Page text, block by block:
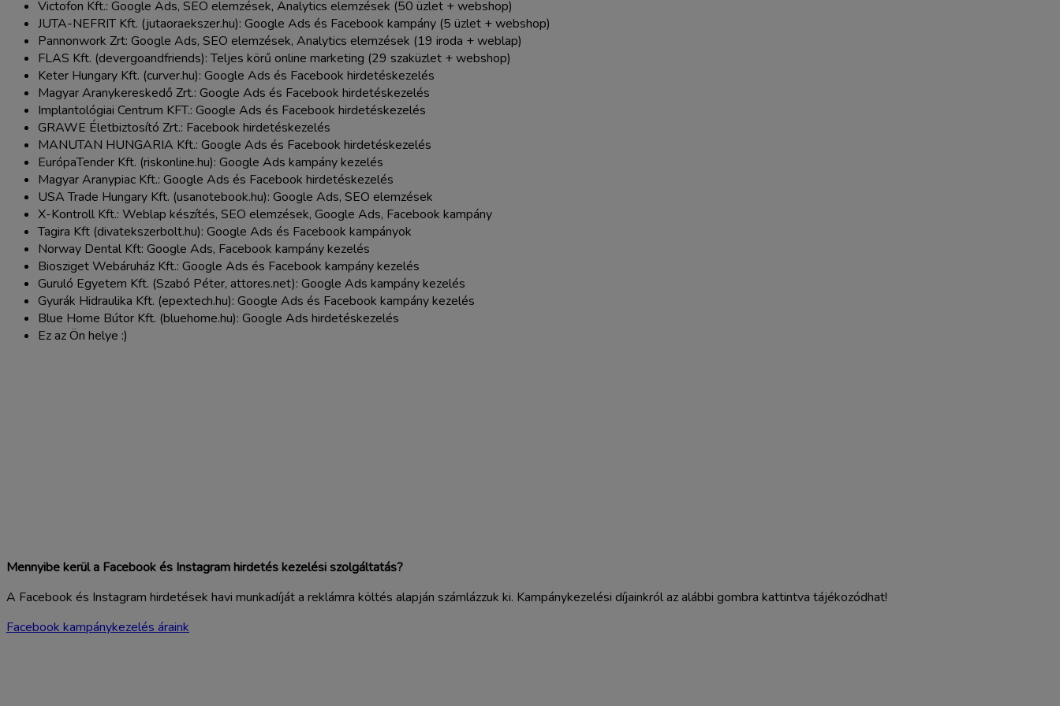
Victofon Kft.: Google Ads, SEO elemzések, Analytics elemzések (50 üzlet + webshop)
JUTA-NEFRIT Kft. (jutaoraekszer.hu): Google Ads és Facebook kampány (5 üzlet + webshop)
Pannonwork Zrt: Google Ads, SEO elemzések, Analytics elemzések (19 iroda + weblap)
FLAS Kft. (devergoandfriends): Teljes körű online marketing (29 szaküzlet + webshop)
Keter Hungary Kft. (curver.hu): Google Ads és Facebook hirdetéskezelés
Magyar Aranykereskedő Zrt.: Google Ads és Facebook hirdetéskezelés
Implantológiai Centrum KFT.: Google Ads és Facebook hirdetéskezelés
GRAWE Életbiztosító Zrt.: Facebook hirdetéskezelés
MANUTAN HUNGARIA Kft.: Google Ads és Facebook hirdetéskezelés
EurópaTender Kft. (riskonline.hu): Google Ads kampány kezelés
Magyar Aranypiac Kft.: Google Ads és Facebook hirdetéskezelés
USA Trade Hungary Kft. (usanotebook.hu): Google Ads, SEO elemzések
X-Kontroll Kft.: Weblap készítés, SEO elemzések, Google Ads, Facebook kampány
Tagira Kft (divatekszerbolt.hu): Google Ads és Facebook kampányok
Norway Dental Kft: Google Ads, Facebook kampány kezelés
Biosziget Webáruház Kft.: Google Ads és Facebook kampány kezelés
Guruló Egyetem Kft. (Szabó Péter, attores.net): Google Ads kampány kezelés
Gyurák Hidraulika Kft. (epextech.hu): Google Ads és Facebook kampány kezelés
Blue Home Bútor Kft. (bluehome.hu): Google Ads hirdetéskezelés
Ez az Ön helye :)
Mennyibe kerül a Facebook és Instagram hirdetés kezelési szolgáltatás?
A Facebook és Instagram hirdetések havi munkadíját a reklámra költés alapján számlázzuk ki. Kampánykezelési díjainkról az alábbi gombra kattintva tájékozódhat!
Facebook kampánykezelés áraink